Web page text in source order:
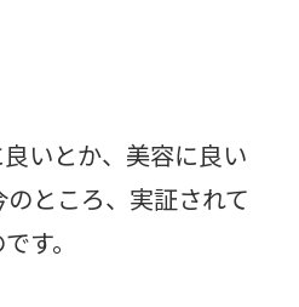
いとか、美容に良い
ところ、実証されて
す。